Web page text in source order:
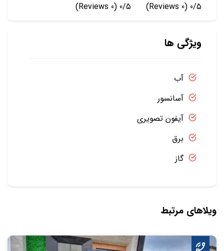
0/5
(0 Reviews)
0/5
(0 Reviews)
ویژگی ها
آب
آسانسور
آیفون تصویری
برق
گاز
ویلاهای مرتبط